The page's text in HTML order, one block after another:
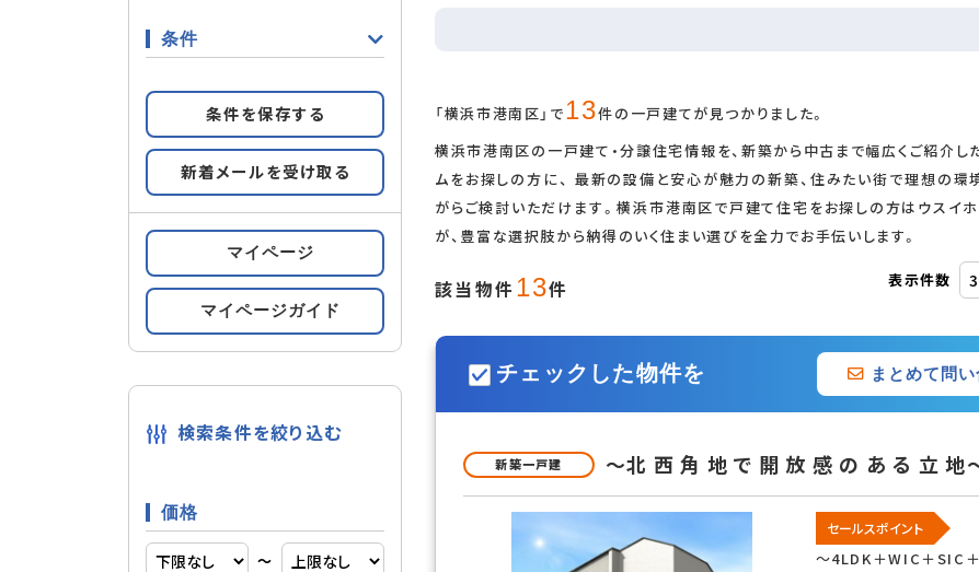
「横浜市港南区」で13件の一戸建てが見つかりました。
横浜市港南区の一戸建て・分譲住宅情報を、新築から中古まで幅広くご紹介
ムをお探しの方に、 最新の設備と安心が魅力の新築、住みたい街で理想の
がらご検討いただけます。横浜市港南区で戸建て住宅をお探しの方はウスイ
が、豊富な選択肢から納得のいく住まい選びを全力でお手伝いします。
該当物件 13件 表示件数
条件
条件を保存する
新着メールを受け取る
マイページ
マイページガイド
検索条件を絞り込む
価格
〜
すべての条件をみる 条件の追加・変更
設備
複層ガラス
輸入住宅 二世帯住宅
チェックした物件を まとめて問
新築一戸建 ～北 西 角 地 で 開 放 感 の あ る 立 地
セールスポイント
～4LDK＋WIC＋SIC